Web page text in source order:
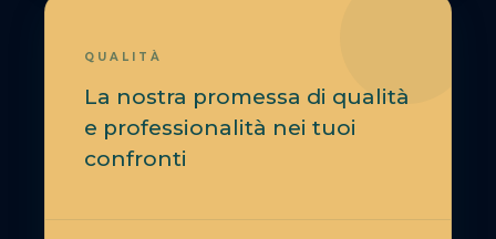
QUALITÀ
La nostra promessa di qualità
e professionalità nei tuoi
confronti